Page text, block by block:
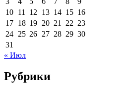
10 11 12 13 14 15 16
17 18 19 20 21 22 23
24 25 26 27 28 29 30
31
« Июл
Рубрики